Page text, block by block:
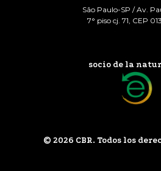
São Paulo-SP / Av.
7° piso cj. 71, CEP
socio de la
© 2026 CBR. Todos los